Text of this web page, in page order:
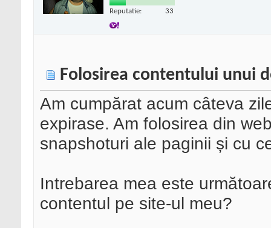
Reputatie: 33
Folosirea contentului unui
Am cumpărat acum câteva
expirase. Am folosirea din
snapshoturi ale paginii și cu
Intrebarea mea este
contentul pe site-ul meu?